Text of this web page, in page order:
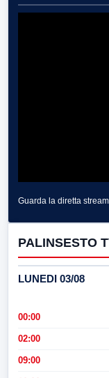
Guarda la diretta
PALINSESTO
LUNEDI 03/08
00:00
02:00
09:00